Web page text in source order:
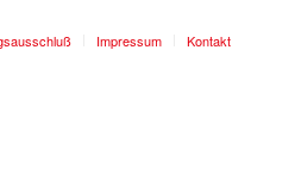
Impressum Kontakt